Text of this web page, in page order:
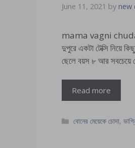
June 11, 2021 by new
mama vagni chuda
দুপুরে একটা টেক্সি নিয়ে
ছেলে বয়স ৮ আর
Read more
Categories
বোনের মেয়েকে চোদা,